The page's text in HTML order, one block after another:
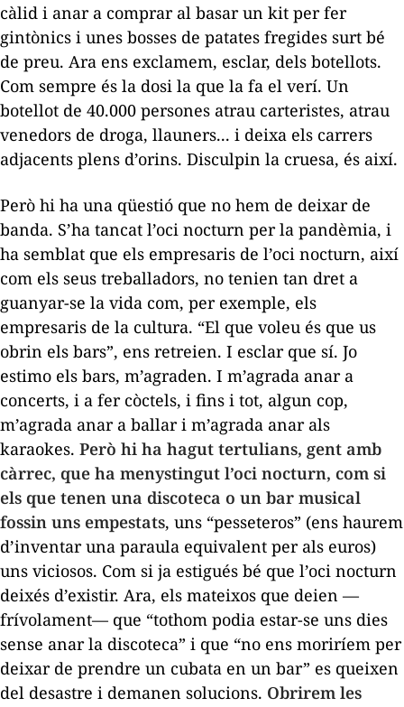
càlid i anar a comprar al basar un kit per fer
gintònics i unes bosses de patates fregides surt bé
de preu. Ara ens exclamem, esclar, dels botellots.
Com sempre és la dosi la que la fa el verí. Un
botellot de 40.000 persones atrau carteristes, atrau
venedors de droga, llauners... i deixa els carrers
adjacents plens d’orins. Disculpin la cruesa, és així.
Però hi ha una qüestió que no hem de deixar de
banda. S’ha tancat l’oci nocturn per la pandèmia, i
ha semblat que els empresaris de l’oci nocturn, així
com els seus treballadors, no tenien tan dret a
guanyar-se la vida com, per exemple, els
empresaris de la cultura. “El que voleu és que us
obrin els bars”, ens retreien. I esclar que sí. Jo
estimo els bars, m’agraden. I m’agrada anar a
concerts, i a fer còctels, i fins i tot, algun cop,
m’agrada anar a ballar i m’agrada anar als
karaokes. Però hi ha hagut tertulians, gent amb
càrrec, que ha menystingut l’oci nocturn, com si
els que tenen una discoteca o un bar musical
fossin uns empestats, uns “pesseteros” (ens haurem
d’inventar una paraula equivalent per als euros)
uns viciosos. Com si ja estigués bé que l’oci nocturn
deixés d’existir. Ara, els mateixos que deien —
frívolament— que “tothom podia estar-se uns dies
sense anar la discoteca” i que “no ens moriríem per
deixar de prendre un cubata en un bar” es queixen
del desastre i demanen solucions. Obrirem les